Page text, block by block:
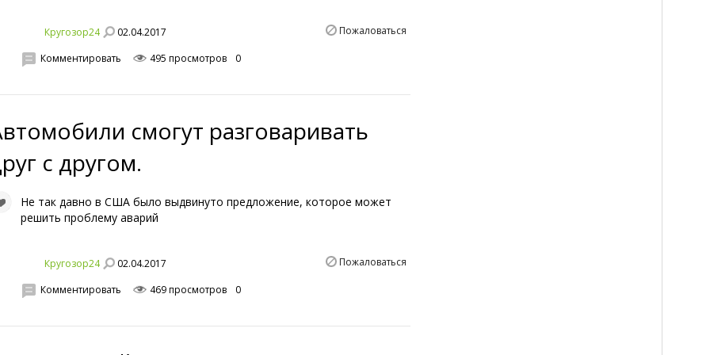
Кругозор24 02.04.2017 Пожаловаться
Комментировать 495 просмотров 0
смогут разговаривать
с другом.
Не так давно в США было выдвинуто предложение, которое может
решить проблему аварий
Кругозор24 02.04.2017 Пожаловаться
Комментировать 469 просмотров 0